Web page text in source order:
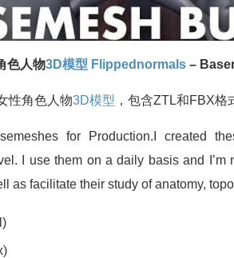
色人物3D模型 Flippednormals–
性角色人物3D模型 ，包含ZTL和FBX格
for Production.I created
I use them on a daily basis and
as facilitate their study of anatomy,